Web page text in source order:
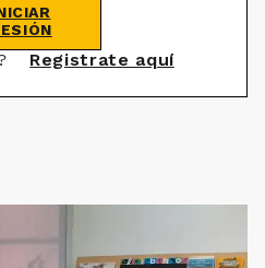
Registrate aquí